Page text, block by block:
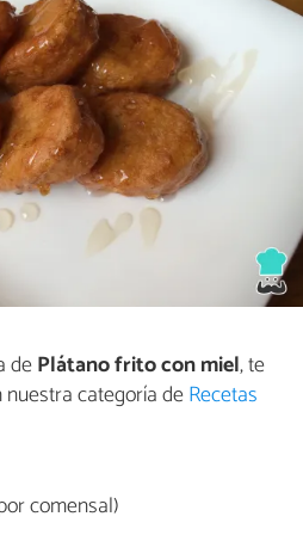
dePlátano frito con miel, te
categoría deRecetas
comensal)